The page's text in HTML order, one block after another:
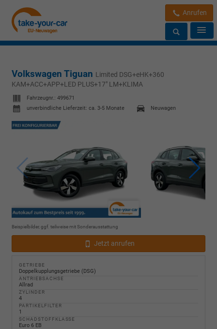
Anrufen
Volkswagen Tiguan Limited DSG+eHK+360
KAM+ACC+APP+LED PLUS+17" LM+KLIMA
Fahrzeugnr.: 499671
unverbindliche Lieferzeit: ca. 3-5 Monate
Neuwagen
Beispielbilder, ggf. teilweise mit Sonderausstattung
Jetzt anrufen
GETRIEBE
Doppelkupplungsgetriebe (DSG)
ANTRIEBSACHSE
Allrad
ZYLINDER
4
PARTIKELFILTER
1
SCHADSTOFFKLASSE
Euro 6 EB